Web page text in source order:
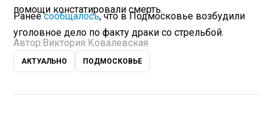
помощи констатировали смерть.
Ранеесообщалось, что в Подмосковье возбудили
уголовное дело по факту драки со стрельбой.
Автор:Виктория Ковалевская
АКТУАЛЬНО ПОДМОСКОВЬЕ